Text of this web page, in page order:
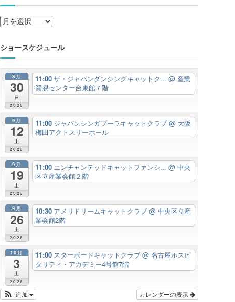
ア
イ
ショースケジュール
8月
30
日
2026
11:00 ザ・ジャパンダンシングキャットク... @ 産業
貿易センター台東館７階
9月
12
土
2026
11:00 ジャパンシンガプーラキャットクラブ @ 大阪
梅田アクトスリーホール
9月
19
土
2026
11:00 エンチャンテッドキャットファンシ... @ 中央
区立産業会館２階
9月
26
土
2026
10:30 アメリドリームキャットクラブ @ 中央区立産
業会館2階
10月
3
土
2026
11:00 スターボードキャットクラブ @ 名古屋ホスピ
タリティ・アカデミー4号館7階
カレンダーの表示
追加